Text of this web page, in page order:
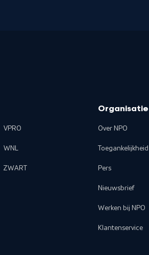
VPRO
WNL
ZWART
Organisatie
Over NPO
Toegankelijkheid
Pers
Nieuwsbrief
Werken bij NPO
Klantenservice